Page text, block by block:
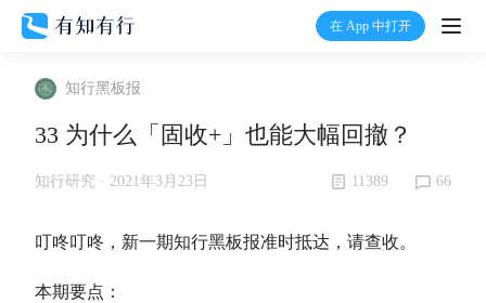
在 App 中打开
打
有行
知行黑板报
33 为什么「固收+」也能大幅回撤？
知行研究 · 2021年3月23日 11389 66
叮咚叮咚，新一期知行黑板报准时抵达，请查收。
本期要点：